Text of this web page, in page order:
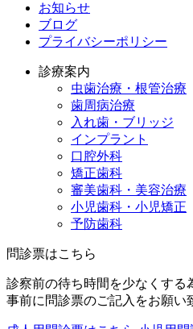
お知らせ
ブログ
プライバシーポリシー
診療案内
虫歯治療・根管治療
歯周病治療
入れ歯・ブリッジ
インプラント
口腔外科
矯正歯科
審美歯科・美容治療
小児歯科・小児矯正
予防歯科
問診票はこちら
診察前の待ち時間を少なくする
事前に問診票のご記入をお願い